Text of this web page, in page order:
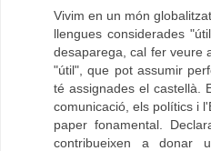
Vivim en un món
llengues considerades
desaparega, cal fer veure
"útil", que pot assumir
té assignades el castellà.
comunicació, els polítics i
paper fonamental.
contribueixen a donar